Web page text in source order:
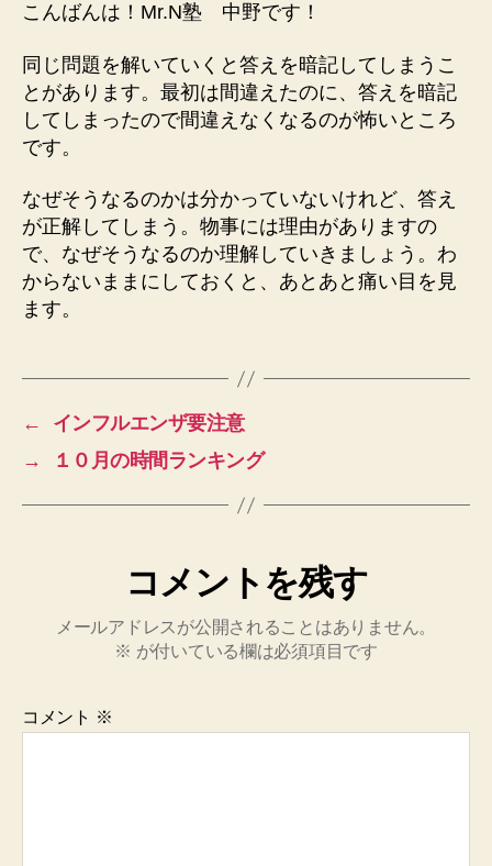
こんばんは！Mr.N塾 中野です！
同じ問題を解いていくと答えを暗記してしまうこ
とがあります。最初は間違えたのに、答えを暗記
してしまったので間違えなくなるのが怖いところ
です。
なぜそうなるのかは分かっていないけれど、答え
が正解してしまう。物事には理由がありますの
で、なぜそうなるのか理解していきましょう。わ
からないままにしておくと、あとあと痛い目を見
ます。
←
インフルエンザ要注意
→
１０月の時間ランキング
コメントを残す
メールアドレスが公開されることはありません。
※ が付いている欄は必須項目です
コメント ※